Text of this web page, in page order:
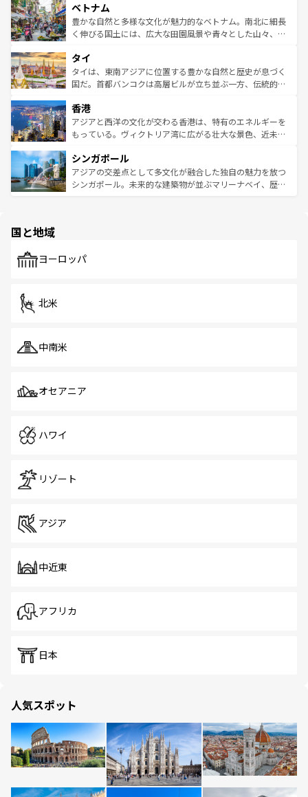
参照してほしい。
容にもいいと評判のスイーツなど、バラエティ豊かな料理
が味わえる。 なお、新着の台湾情報は コンテンツ一覧を参
照してほしい。
き、地方に足を延ばせば四季折々の自然美を楽しむことが
できる。そして、キムチや焼肉、絶品のストリートフード
まで、さまざまな韓国料理が待っている。夜には、韓国な
リティに包まれながら、韓国の多彩な魅力を心ゆくまで味
わってみてほしい。 なお、新着の韓国情報はコンテンツ一
覧を参照してほしい。
ベトナム
豊かな自然と多様な文化が魅力的なベトナム。南北に細長
く伸びる国土には、広大な田園風景や青々とした山々、世
急速な発展と共に伝統が息づく。ハノイの古い町並みやホ
ーチミン市のフランス統治時代の建物も、独特の雰囲気を
醸し出している。また、バラエティの豊かさとおいしさで
とつ。フォーやバインミー、ベトナムコーヒーなどは、ぜ
ひ現地で味わいたい。どの地域を訪れてもあたたかい人々
が旅行者を迎えてくれるので、きっと忘れられない旅にな
参照してほしい。
タイ
タイは、東南アジアに位置する豊かな自然と歴史が息づく
国だ。首都バンコクは高層ビルが立ち並ぶ一方、伝統的な
の活気が交差している。北部ではチェンマイなどの山岳地
帯で自然と触れ合い、南部ではプーケットやクラビの美し
いビーチでリゾート気分を楽しむことができる。タイ料理
激する。気候は一年中温暖で、どの季節にも異なる楽しみ
が待っている。親しみやすいタイの人々、仏教を中心とし
た文化、そして多様な観光資源が、訪れる旅人を魅了し続
香港
アジアと西洋の文化が交わる香港は、特有のエネルギーを
もっている。ヴィクトリア湾に広がる壮大な景色、近未来
み、どこを訪れても感動するはず。観光スポットが密集し
ており、効率よく見どころを回れるのも魅力。息をのむよ
うな絶景から文化的な体験まで、香港を存分に楽しみ尽く
シンガポール
アジアの交差点として多文化が融合した独自の魅力を放つ
シンガポール。未来的な建築物が並ぶマリーナベイ、歴史
で、ホーカーズは地元の風情を楽しめる外せないスポット
国と地域
ヨーロッパ
北米
中南米
オセアニア
ハワイ
リゾート
アジア
中近東
アフリカ
日本
人気スポット